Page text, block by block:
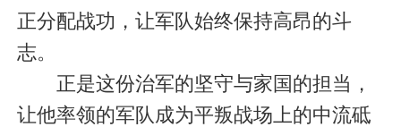
正分配战功，让军队始终保持高昂的斗
志。
正是这份治军的坚守与家国的担当，
让他率领的军队成为平叛战场上的中流砥